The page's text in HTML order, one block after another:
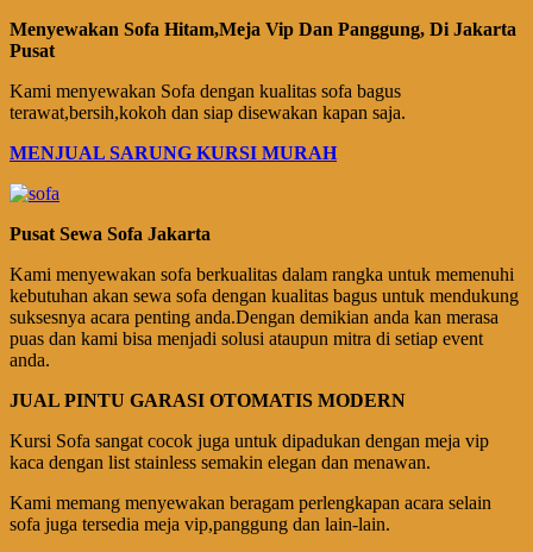
Menyewakan Sofa Hitam,Meja Vip Dan Panggung, Di Jakarta
Pusat
Kami menyewakan Sofa dengan kualitas sofa bagus
terawat,bersih,kokoh dan siap disewakan kapan saja.
MENJUAL SARUNG KURSI MURAH
Pusat Sewa Sofa Jakarta
Kami menyewakan sofa berkualitas dalam rangka untuk memenuhi
kebutuhan akan sewa sofa dengan kualitas bagus untuk mendukung
suksesnya acara penting anda.Dengan demikian anda kan merasa
puas dan kami bisa menjadi solusi ataupun mitra di setiap event
anda.
JUAL PINTU GARASI OTOMATIS MODERN
Kursi Sofa sangat cocok juga untuk dipadukan dengan meja vip
kaca dengan list stainless semakin elegan dan menawan.
Kami memang menyewakan beragam perlengkapan acara selain
sofa juga tersedia meja vip,panggung dan lain-lain.